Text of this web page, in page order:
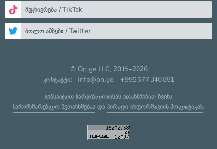
მეცნიერება / TikTok
ბოლო ამბები / Twitter
© On.ge LLC, 2015–2026
კონტაქტი: info@on.ge +995 577 340 891
ვებსაიტით სარგებლობისას ეთანხმებით ჩვენს
სამომხმარებლო შეთანხმებასდა პირადი ინფორმაციის პოლიტიკას.